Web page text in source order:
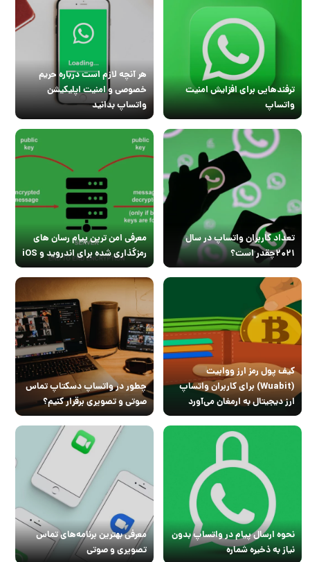
ترفندهایی برای افزایش امنیت
واتساپ
هر آنچه لازم است درباره حریم
خصوصی و امنیت اپلیکیشن
واتساپ بدانید
تعداد کاربران واتساپ در سال
۲۰۲۱چقدر است؟
معرفی امن ترین پیام رسان های
رمزگذاری شده برای اندروید و iOS
کیف پول رمز ارز ووابیت
(Wuabit) برای کاربران واتساپ
ارز دیجیتال به ارمغان می‌آورد
چطور در واتساپ دسکتاپ تماس
صوتی و تصویری برقرار کنیم؟
نحوه ارسال پیام در واتساپ بدون
نیاز به ذخیره شماره
معرفی بهترین برنامه‌های تماس
تصویری و صوتی